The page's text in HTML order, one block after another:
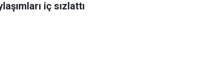
iç sızlattı